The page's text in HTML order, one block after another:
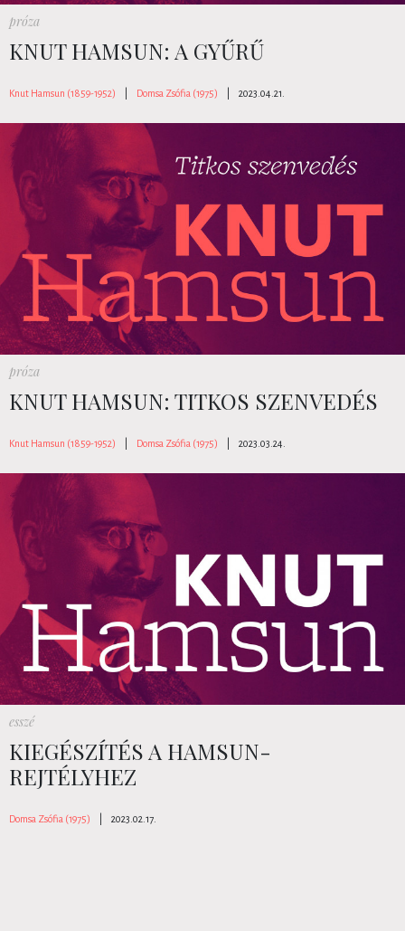
próza
KNUT HAMSUN: A GYŰRŰ
Knut Hamsun (1859-1952) Domsa Zsófia (1975) 2023.04.21.
próza
KNUT HAMSUN: TITKOS SZENVEDÉS
Knut Hamsun (1859-1952) Domsa Zsófia (1975) 2023.03.24.
esszé
KIEGÉSZÍTÉS A HAMSUN-
REJTÉLYHEZ
Domsa Zsófia (1975) 2023.02.17.